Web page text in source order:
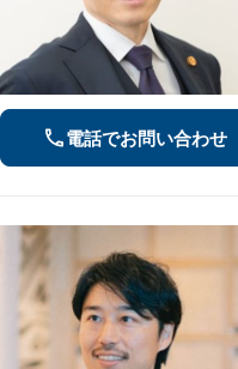
電話でお問い合わせ